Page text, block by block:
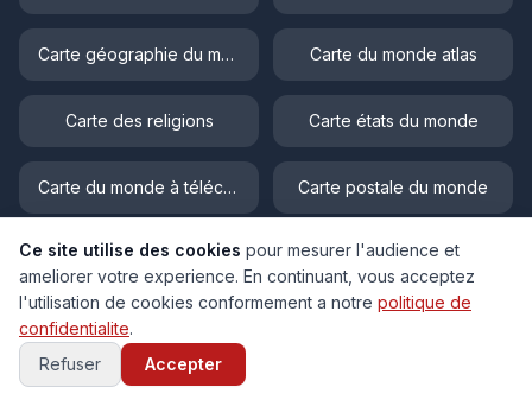
Carte géographie du monde Carte du monde atlas
Carte des religions Carte états du monde
Carte du monde à télécharger Carte postale du monde
Carte fleuves du monde
Carte langues du monde
Carte topographique du monde
Ce site utilise des cookies pour mesurer l'audience et
ameliorer votre experience. En continuant, vous acceptez
l'utilisation de cookies conformement a notre politique de
confidentialite.
Refuser
Accepter